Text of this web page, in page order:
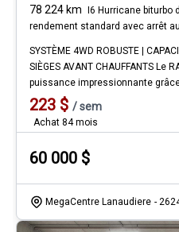
78 224 km I6 Hurricane biturbo
rendement standard avec arrêt
SYSTÈME 4WD ROBUSTE |
SIÈGES AVANT CHAUFFANTS Le
puissance impressionnante
223 $ /sem
Achat 84 mois
60 000 $
MegaCentre Lanaudiere -